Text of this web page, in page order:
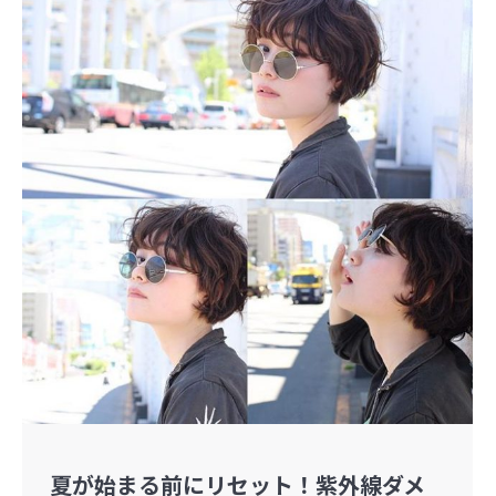
夏が始まる前にリセット！紫外線ダメ